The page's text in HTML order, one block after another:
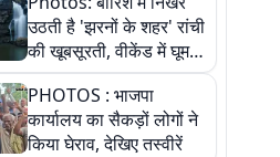
श्रृंगार, अनुष्ठान और
अलौकिक संध्या आरती के
विहंगम दृश्य
उठती है 'झरनों के शहर' रांची
की खूबसूरती, वीकेंड में घूम
आएं ये 5 वादियां
PHOTOS : भाजपा
कार्यालय का सैकड़ों लोगों ने
किया घेराव, देखिए तस्वीरें